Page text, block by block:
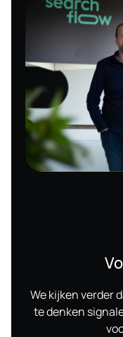
We kijken verder
te denken